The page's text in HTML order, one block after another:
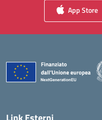
App Store